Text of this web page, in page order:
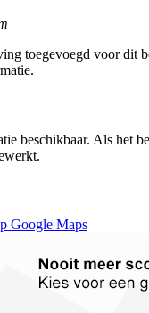
toegevoegd voor dit
beschikbaar. Als het